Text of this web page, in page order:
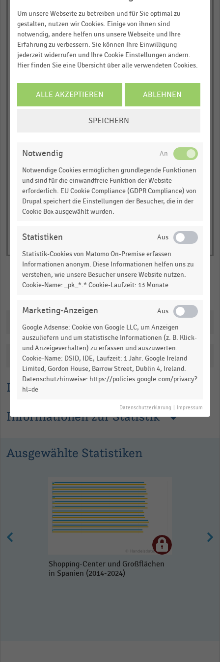
Lesehilfe
Informationen zur Statistik
Retail Park
empty
Download als Excel, PNG, PDF
… und vieles mehr!
JETZT INFORMIEREN
Merken Teilen
Downloads
Katalogisierung
Ausgewählte Statistiken
Shopping-Center und Großflächen
in Spanien (2014-2024)
Um unsere Webseite zu betreiben und für Sie optimal zu
gestalten, nutzen wir Cookies. Einige von ihnen sind
notwendig, andere helfen uns unsere Webseite und Ihre
Erfahrung zu verbessern. Sie können Ihre Einwilligung
jederzeit widerrufen und Ihre Cookie Einstellungen ändern.
Hier finden Sie eine Übersicht über alle verwendeten Cookies.
ALLE AKZEPTIEREN ABLEHNEN
SPEICHERN
Notwendig
Notwendige Cookies ermöglichen grundlegende Funktionen
und sind für die einwandfreie Funktion der Website
erforderlich. EU Cookie Compliance (GDPR Compliance) von
Drupal speichert die Einstellungen der Besucher, die in der
Cookie Box ausgewählt wurden.
Statistiken
Statistik-Cookies von Matomo On-Premise erfassen
Informationen anonym. Diese Informationen helfen uns zu
verstehen, wie unsere Besucher unsere Website nutzen.
Cookie-Name: _pk_*.* Cookie-Laufzeit: 13 Monate
Marketing-Anzeigen
Google Adsense: Cookie von Google LLC, um Anzeigen
auszuliefern und um statistische Informationen (z. B. Klick-
und Anzeigeverhalten) zu erfassen und auszuwerten.
Cookie-Name: DSID, IDE, Laufzeit: 1 Jahr. Google Ireland
Limited, Gordon House, Barrow Street, Dublin 4, Ireland.
Datenschutzhinweise: https://policies.google.com/privacy?
hl=de
Datenschutzerklärung Impressum